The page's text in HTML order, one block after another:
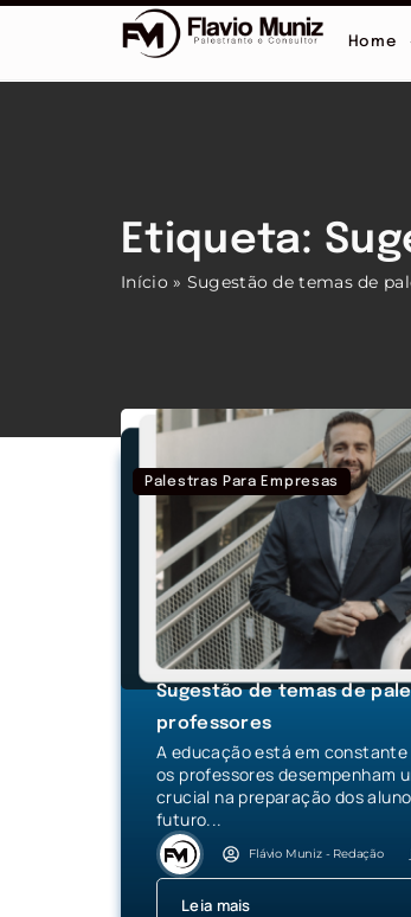
Home
Etiqueta:
Início » Sugestão de temas de
Palestras Para Empresas
Sugestão de temas de
professores
A educação está em
os professores desempenham
crucial na preparação dos
futuro...
Flávio Muniz - Redação
Leia mais